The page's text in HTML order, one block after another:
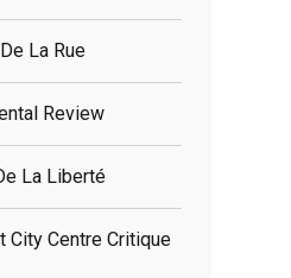
La Rue
Review
La Liberté
City Centre Critique